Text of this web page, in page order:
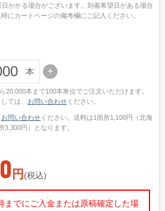
式)について
ついて
円 (税込)
までにご入金または原稿確定した場
かかる場合がございます。到着希望日がある場合
にカートページの備考欄にご記入ください。
本
20,000本まで100本単位でご注文いただけます。
ては、 お問い合わせ ください。
お問い合わせ ください。送料は1箇所1,100円（北海
3,300円）となります。